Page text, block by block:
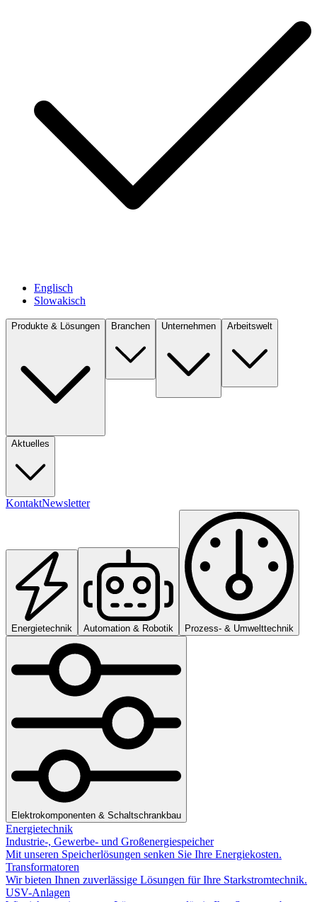
Englisch
Slowakisch
Produkte & Lösungen Branchen Unternehmen Arbeitswelt
Aktuelles
KontaktNewsletter
Energietechnik Automation & Robotik Prozess- & Umwelttechnik
Elektrokomponenten & Schaltschrankbau
Energietechnik
Industrie-, Gewerbe- und Großenergiespeicher
Mit unseren Speicherlösungen senken Sie Ihre Energiekosten.
Transformatoren
Wir bieten Ihnen zuverlässige Lösungen für Ihre Starkstromtechnik.
USV-Anlagen